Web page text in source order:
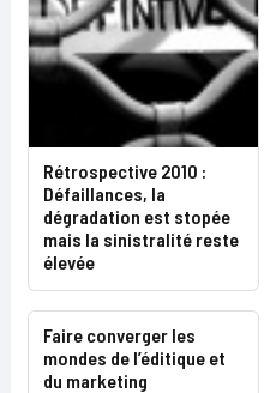
Rétrospective 2010 :
Défaillances, la
dégradation est stopée
mais la sinistralité reste
élevée
Faire converger les
mondes de l’éditique et
du marketing